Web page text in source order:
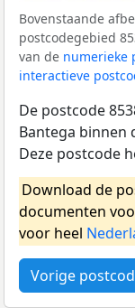
Bovenstaande
postcodegebied
van de numerieke
interactieve
De postcode
Bantega binnen
Deze postcode
Download de
documenten
voor heel
Vorige